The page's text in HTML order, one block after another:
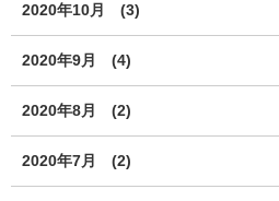
2020年10月 (3)
2020年9月 (4)
2020年8月 (2)
2020年7月 (2)